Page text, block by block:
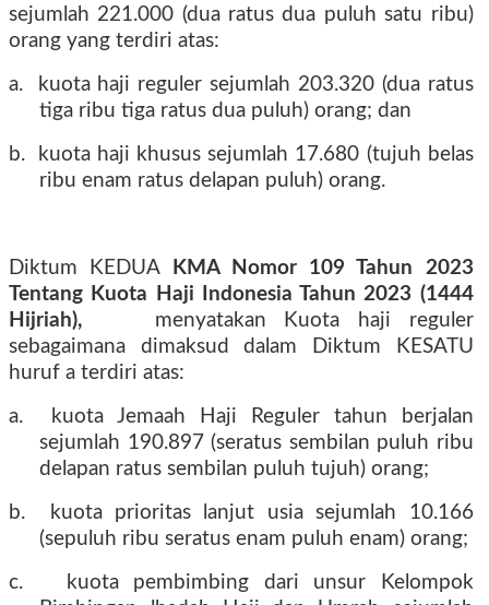
sejumlah 221.000 (dua ratus dua puluh satu ribu)
orang yang terdiri atas:
a.
kuota haji reguler sejumlah 203.320 (dua ratus
tiga ribu tiga ratus dua puluh) orang; dan
b.
kuota haji khusus sejumlah 17.680 (tujuh belas
ribu enam ratus delapan puluh) orang.
Diktum KEDUA
KMA Nomor 109 Tahun 2023
Tentang Kuota Haji Indonesia Tahun 2023 (1444
Hijriah),
menyatakan Kuota haji reguler
sebagaimana dimaksud dalam Diktum KESATU
huruf a terdiri atas:
a.
kuota Jemaah Haji Reguler tahun berjalan
sejumlah 190.897 (seratus sembilan puluh ribu
delapan ratus sembilan puluh tujuh) orang;
b.
kuota prioritas lanjut usia sejumlah 10.166
(sepuluh ribu seratus enam puluh enam) orang;
c.
kuota pembimbing dari unsur Kelompok